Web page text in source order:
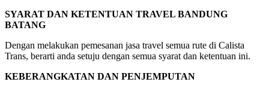
SYARAT DAN KETENTUAN TRAVEL BANDUNG
BATANG
Dengan melakukan pemesanan jasa travel semua rute di Calista
Trans, berarti anda setuju dengan semua syarat dan ketentuan ini.
KEBERANGKATAN DAN PENJEMPUTAN